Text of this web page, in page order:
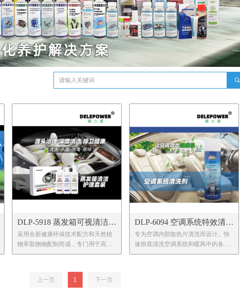
DLP-5918 蒸发箱可视清洁护
理套装
采用全新健康环保技术配方和天然植
物萃取物物配制而成，专门用于高级
轿车空调蒸发箱深度清洁，保养具有
调制冷效果等多种功效，可视化操
作，效果显著，从根源解决问题。
DLP-6094 空调系统特效清洗
剂
专为空调内部散热片清洗而设计。快
速彻底清洗空调系统和暖风中的各种
尘垢和污物，恢复车内空气清新度，
上一页
1 下一页
끠